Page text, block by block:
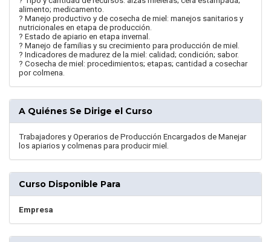
alimento; medicamento.
? Manejo productivo y de cosecha de miel: manejos sanitarios y
nutricionales en etapa de producción.
? Estado de apiario en etapa invernal.
? Manejo de familias y su crecimiento para producción de miel.
? Indicadores de madurez de la miel: calidad; condición; sabor.
? Cosecha de miel: procedimientos; etapas; cantidad a cosechar
por colmena.
A Quiénes Se Dirige el Curso
Trabajadores y Operarios de Producción Encargados de Manejar
los apiarios y colmenas para producir miel.
Curso Disponible Para
Empresa